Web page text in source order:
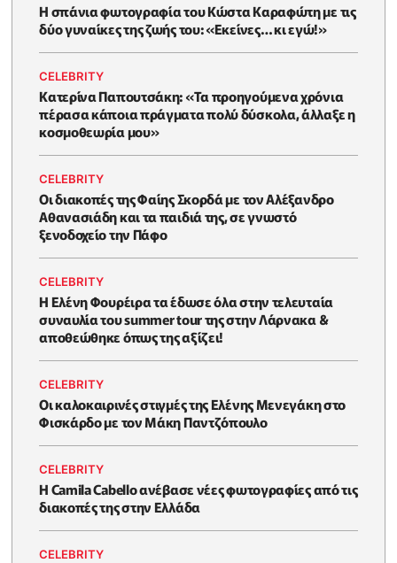
Η σπάνια φωτογραφία του Κώστα Καραφώτη με τις
δύο γυναίκες της ζωής του: «Εκείνες… κι εγώ!»
CELEBRITY
Κατερίνα Παπουτσάκη: «Τα προηγούμενα χρόνια
πέρασα κάποια πράγματα πολύ δύσκολα, άλλαξε η
κοσμοθεωρία μου»
CELEBRITY
Οι διακοπές της Φαίης Σκορδά με τον Αλέξανδρο
Αθανασιάδη και τα παιδιά της, σε γνωστό
ξενοδοχείο την Πάφο
CELEBRITY
Η Ελένη Φουρέιρα τα έδωσε όλα στην τελευταία
συναυλία του summer tour της στην Λάρνακα &
αποθεώθηκε όπως της αξίζει!
CELEBRITY
Oι καλοκαιρινές στιγμές της Ελένης Μενεγάκη στο
Φισκάρδο με τον Μάκη Παντζόπουλο
CELEBRITY
Η Camila Cabello ανέβασε νέες φωτογραφίες από τις
διακοπές της στην Ελλάδα
CELEBRITY